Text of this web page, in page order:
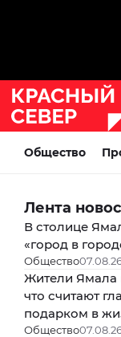
Общество
Лента
В столице
«город в
Общество
Жители Ямала
что считают
подарком в
Общество